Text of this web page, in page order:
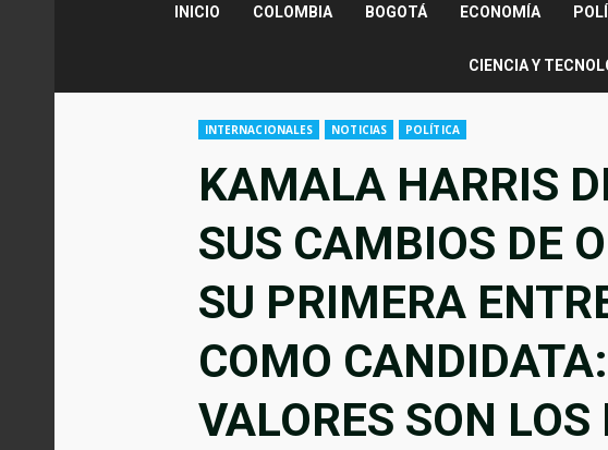
INICIO COLOMBIA BOGOTÁ ECONOMÍA
CIENCIA Y
INTERNACIONALES NOTICIAS POLÍTICA
KAMALA HARRIS
SUS CAMBIOS DE
SU PRIMERA
COMO
VALORES SON